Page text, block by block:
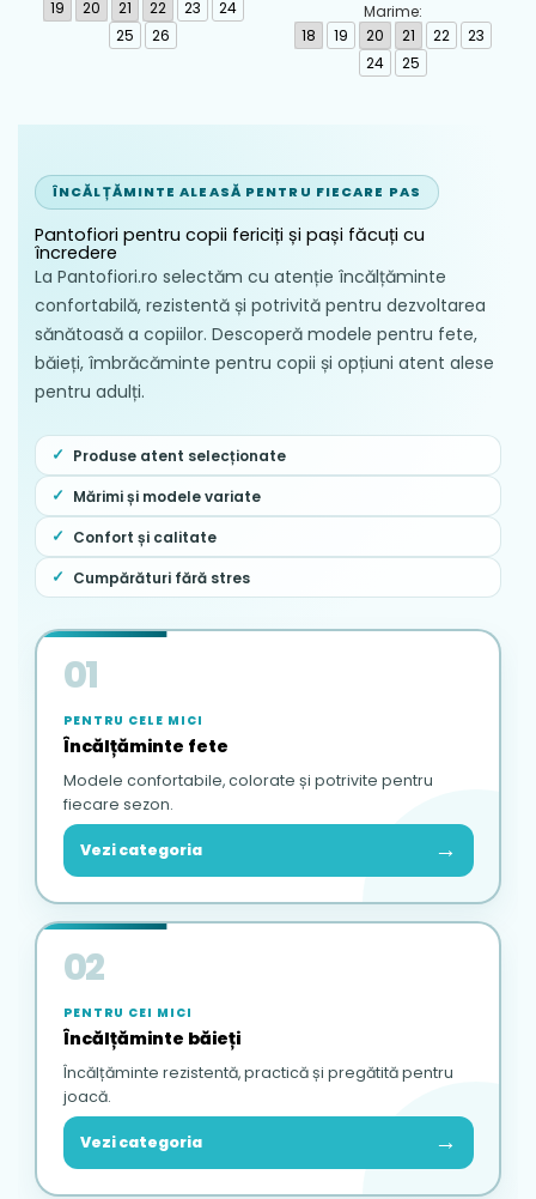
Biomecanics, Roz -
262193-A103
19
20 21 22 23
24
25
26
Albastru - 262124-A556
Marime:
18
19 20 21 22
23
24
25
ÎNCĂLȚĂMINTE ALEASĂ PENTRU FIECARE PAS
Pantofiori pentru copii fericiți și pași făcuți cu
încredere
La Pantofiori.ro selectăm cu atenție încălțăminte
confortabilă, rezistentă și potrivită pentru dezvoltarea
sănătoasă a copiilor. Descoperă modele pentru fete,
băieți, îmbrăcăminte pentru copii și opțiuni atent alese
pentru adulți.
Produse atent selecționate
Mărimi și modele variate
Confort și calitate
Cumpărături fără stres
01
PENTRU CELE MICI
Încălțăminte fete
Modele confortabile, colorate și potrivite pentru
fiecare sezon.
Vezi categoria →
02
PENTRU CEI MICI
Încălțăminte băieți
Încălțăminte rezistentă, practică și pregătită pentru
joacă.
Vezi categoria →